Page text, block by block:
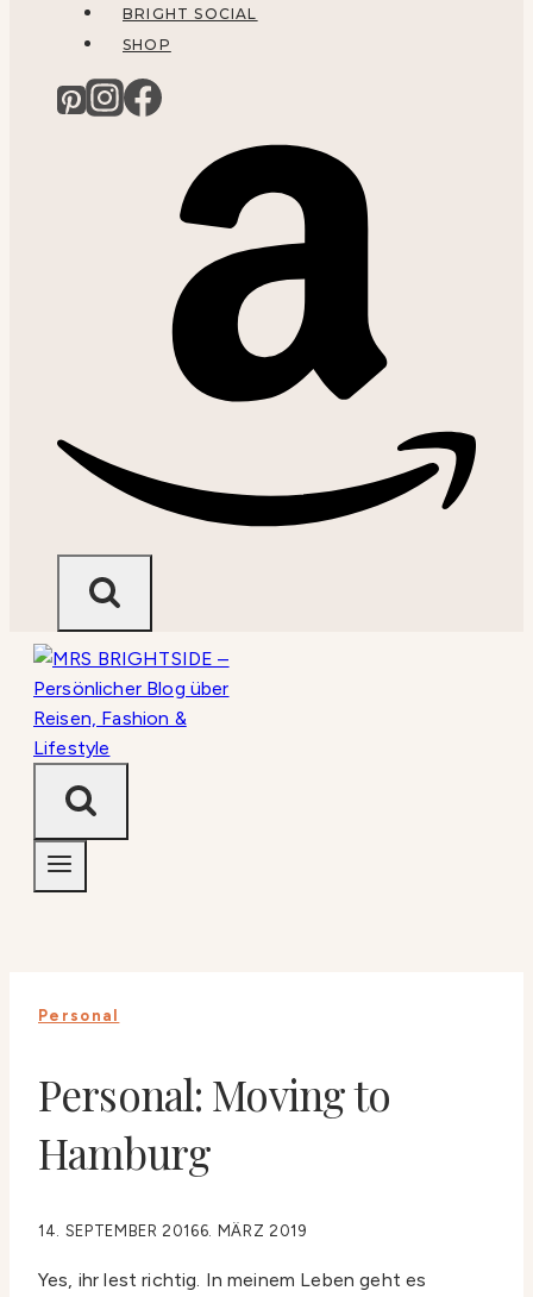
BRIGHT SOCIAL
SHOP
Personal
Personal: Moving to
Hamburg
14. SEPTEMBER 20166. MÄRZ 2019
Yes, ihr lest richtig. In meinem Leben geht es